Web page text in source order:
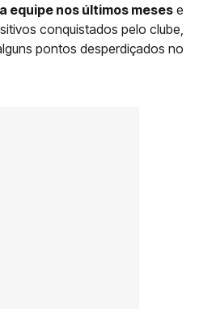
equipe nos últimos meses e
conquistados pelo clube,
pontos desperdiçados no